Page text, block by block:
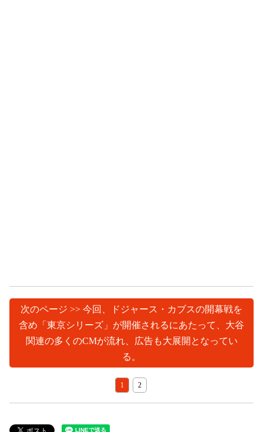
次のページ >> 今回、ドジャース・カブスの開幕戦を
含め「東京シリーズ」が開催されるにあたって、大谷
関連の多くのCMが流れ、広告も大展開となってい
る。
1 2